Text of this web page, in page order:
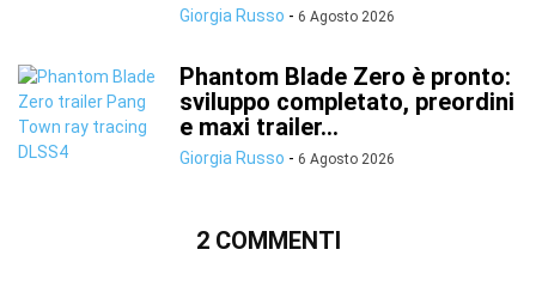
Giorgia Russo - 6 Agosto 2026
Phantom Blade Zero è pronto:
sviluppo completato, preordini
e maxi trailer...
Giorgia Russo - 6 Agosto 2026
2 COMMENTI